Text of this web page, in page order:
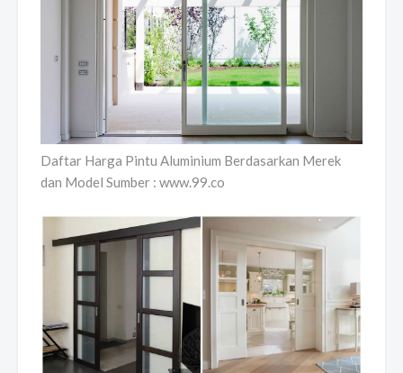
Daftar Harga Pintu Aluminium Berdasarkan Merek
dan Model Sumber : www.99.co